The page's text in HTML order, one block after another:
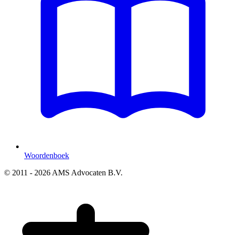
Woordenboek
© 2011 - 2026 AMS Advocaten B.V.